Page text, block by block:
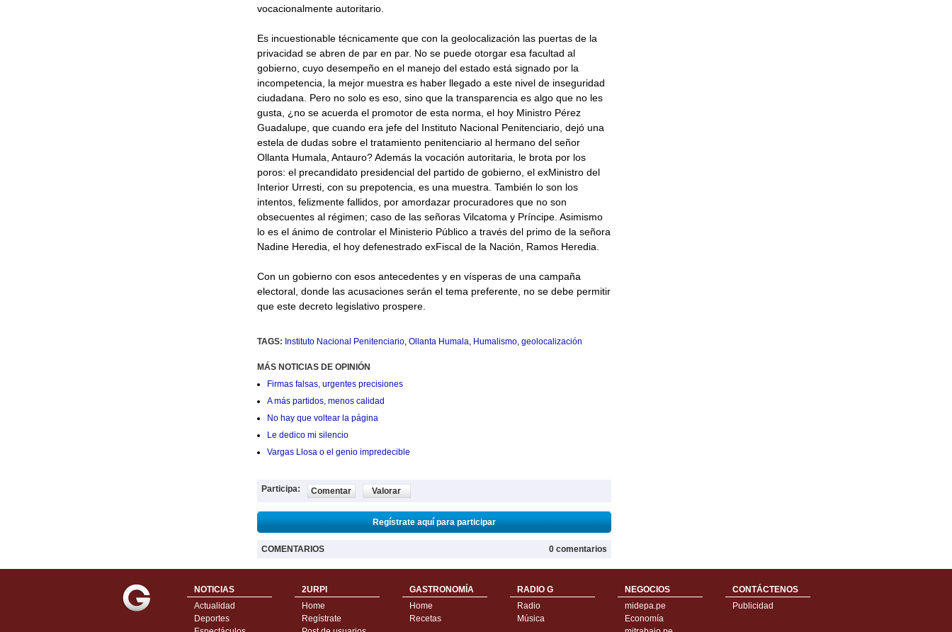
vocacionalmente autoritario.
Es incuestionable técnicamente que con la geolocalización las puertas de la
privacidad se abren de par en par. No se puede otorgar esa facultad al
gobierno, cuyo desempeño en el manejo del estado está signado por la
incompetencia, la mejor muestra es haber llegado a este nivel de inseguridad
ciudadana. Pero no solo es eso, sino que la transparencia es algo que no les
gusta, ¿no se acuerda el promotor de esta norma, el hoy Ministro Pérez
Guadalupe, que cuando era jefe del Instituto Nacional Penitenciario, dejó una
estela de dudas sobre el tratamiento penitenciario al hermano del señor
Ollanta Humala, Antauro? Además la vocación autoritaria, le brota por los
poros: el precandidato presidencial del partido de gobierno, el exMinistro del
Interior Urresti, con su prepotencia, es una muestra. También lo son los
intentos, felizmente fallidos, por amordazar procuradores que no son
obsecuentes al régimen; caso de las señoras Vilcatoma y Príncipe. Asimismo
lo es el ánimo de controlar el Ministerio Público a través del primo de la señora
Nadine Heredia, el hoy defenestrado exFiscal de la Nación, Ramos Heredia.
Con un gobierno con esos antecedentes y en vísperas de una campaña
electoral, donde las acusaciones serán el tema preferente, no se debe permitir
que este decreto legislativo prospere.
TAGS: Instituto Nacional Penitenciario, Ollanta Humala, Humalismo, geolocalización
MÁS NOTICIAS DE OPINIÓN
Firmas falsas, urgentes precisiones
A más partidos, menos calidad
No hay que voltear la página
Le dedico mi silencio
Vargas Llosa o el genio impredecible
Participa: Comentar Valorar
Regístrate aquí para participar
COMENTARIOS 0 comentarios
NOTICIAS
Actualidad
Deportes
2URPI
Home
Regístrate
GASTRONOMÍA
Home
Recetas
RADIO G
Radio
Música
NEGOCIOS
midepa.pe
Economía
CONTÁCTENOS
Publicidad